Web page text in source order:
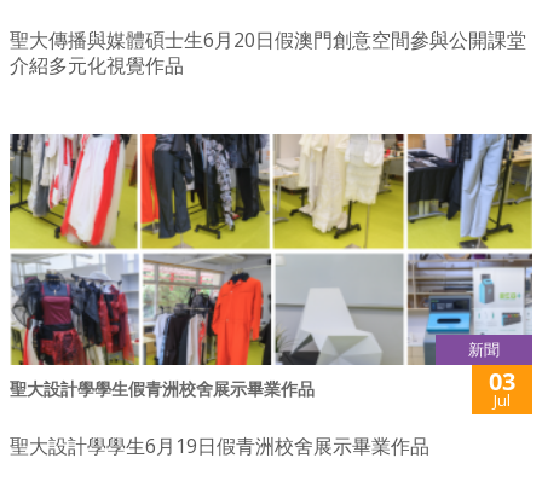
聖大傳播與媒體碩士生6月20日假澳門創意空間參與公開課堂
介紹多元化視覺作品
新聞
聖大設計學學生假青洲校舍展示畢業作品 03
Jul
聖大設計學學生6月19日假青洲校舍展示畢業作品